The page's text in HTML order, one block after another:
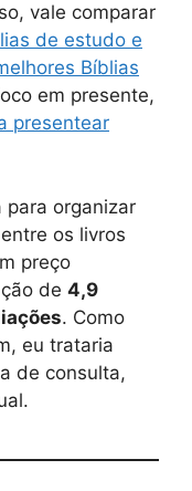
vale comparar
de estudo e
Bíblias
em presente,
presentear
para organizar
os livros
preço
de 4,9
. Como
eu trataria
de consulta,